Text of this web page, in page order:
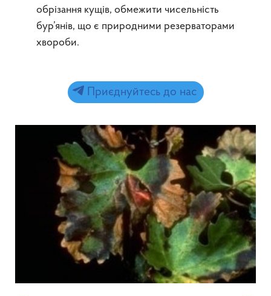
обрізання кущів, обмежити чисельність
бур’янів, що є природними резерваторами
хвороби.
Приєднуйтесь до нас